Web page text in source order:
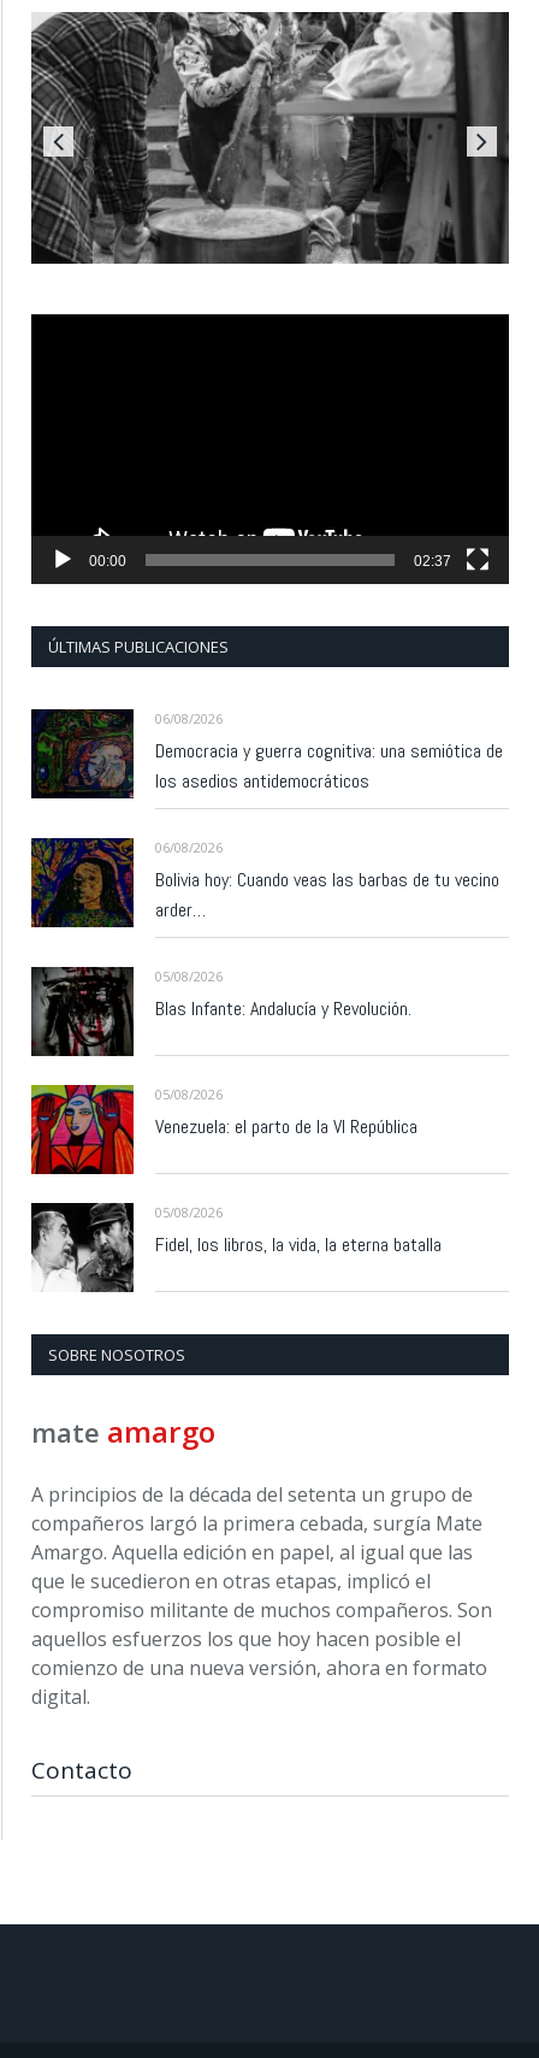
00:00 02:37
ÚLTIMAS PUBLICACIONES
06/08/2026
Democracia y guerra cognitiva: una semiótica de
los asedios antidemocráticos
06/08/2026
Bolivia hoy: Cuando veas las barbas de tu vecino
arder…
05/08/2026
Blas Infante: Andalucía y Revolución.
05/08/2026
Venezuela: el parto de la VI República
05/08/2026
Fidel, los libros, la vida, la eterna batalla
SOBRE NOSOTROS
mate amargo
A principios de la década del setenta un grupo de
compañeros largó la primera cebada, surgía Mate
Amargo. Aquella edición en papel, al igual que las
que le sucedieron en otras etapas, implicó el
compromiso militante de muchos compañeros. Son
aquellos esfuerzos los que hoy hacen posible el
comienzo de una nueva versión, ahora en formato
digital.
Contacto